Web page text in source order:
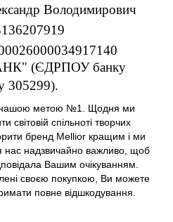
Володимирович
(ЄДРПОУ банку
305299).
нашою метою №1. Щодня ми
спільноті творчих
бренд Mellior кращим і ми
надзвичайно важливо, щоб
Вашим очікуванням.
своєю покупкою, Ви можете
повне відшкодування.